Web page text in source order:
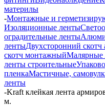
материлы
-Монтажные и
Изоляционные ленты
оградительные ленты
лентыДвухсторонний
скотч монтажныйМалярные
ленты строительные
пленкаМастичные,
ленты
-Kraft клейкая лента
м.